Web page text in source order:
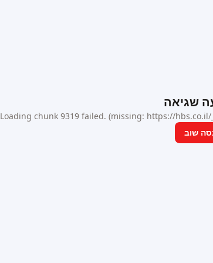
שגיאה
Loading chunk 9319 failed. (missing: https://
שוב